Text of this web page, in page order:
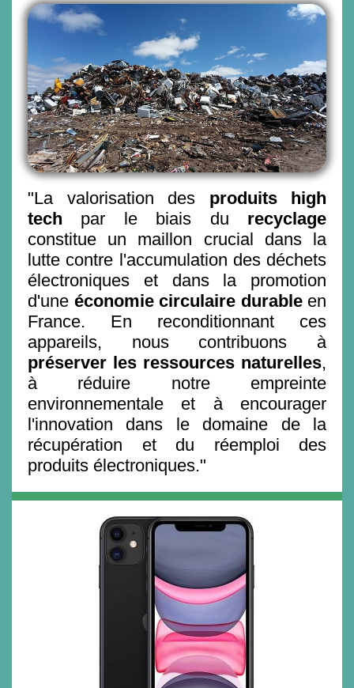
"La valorisation des produits high
tech par le biais du recyclage
constitue un maillon crucial dans la
lutte contre l'accumulation des déchets
électroniques et dans la promotion
d'une économie circulaire durableen
France. En reconditionnant ces
appareils, nous contribuons à
préserver les ressources naturelles,
à réduire notre empreinte
environnementale et à encourager
l'innovation dans le domaine de la
récupération et du réemploi des
produits électroniques."